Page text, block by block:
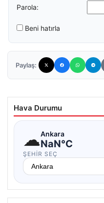
Parola:
Beni hatırla
Paylaş:
Hava Durumu
☁Ankara
NaN°C
ŞEHIR SEÇ